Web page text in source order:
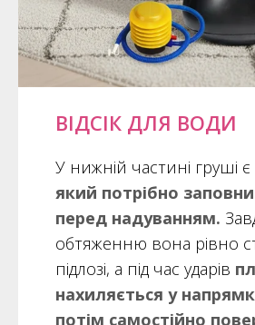
ВІДСІК ДЛЯ ВОДИ
У нижній частині груші є
який потрібно
перед надуванням.
обтяженню вона рівно
підлозі, а під час ударів
нахиляється у
потім самостійно